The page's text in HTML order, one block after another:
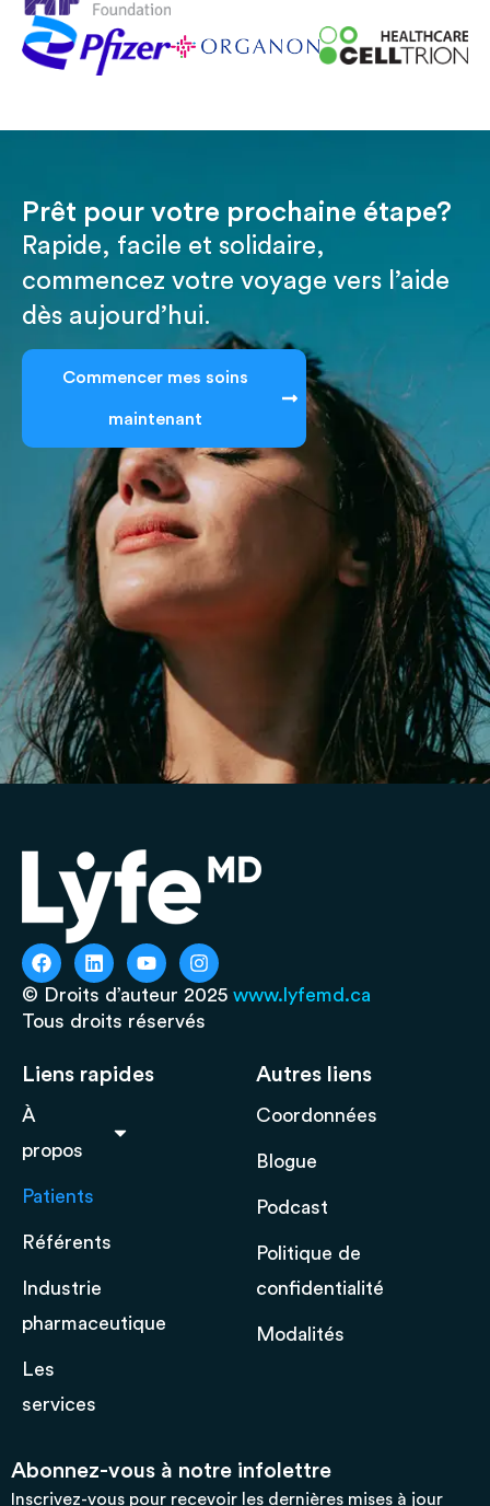
Prêt pour votre prochaine étape?
Rapide, facile et solidaire,
commencez votre voyage vers l’aide
dès aujourd’hui.
Commencer mes soins
maintenant
© Droits d’auteur 2025 www.lyfemd.ca
Tous droits réservés
Liens rapides
À
propos
Patients
Référents
Industrie
pharmaceutique
Les
services
Autres liens
Coordonnées
Blogue
Podcast
Politique de
confidentialité
Modalités
Abonnez-vous à notre infolettre
Inscrivez-vous pour recevoir les dernières mises à jour